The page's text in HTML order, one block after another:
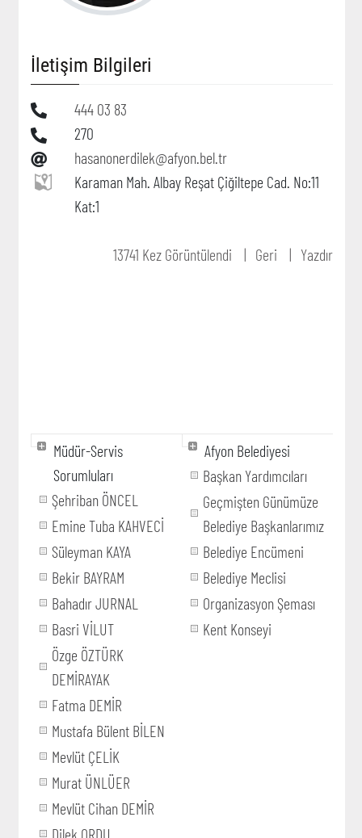
İletişim Bilgileri
444 03 83
270
hasanonerdilek@afyon.bel.tr
Karaman Mah. Albay Reşat Çiğiltepe Cad. No:11
Kat:1
13741 Kez Görüntülendi Geri Yazdır
Müdür-Servis
Sorumluları
Şehriban ÖNCEL
Emine Tuba KAHVECİ
Süleyman KAYA
Bekir BAYRAM
Bahadır JURNAL
Basri VİLUT
Özge ÖZTÜRK
DEMİRAYAK
Fatma DEMİR
Mustafa Bülent BİLEN
Mevlüt ÇELİK
Murat ÜNLÜER
Mevlüt Cihan DEMİR
Dilek ORDU
Afyon Belediyesi
Başkan Yardımcıları
Geçmişten Günümüze
Belediye Başkanlarımız
Belediye Encümeni
Belediye Meclisi
Organizasyon Şeması
Kent Konseyi